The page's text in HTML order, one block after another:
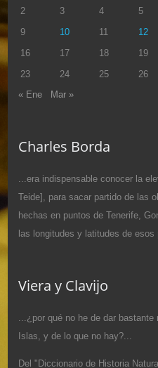
2
3 4 5
9
10 11 12
16
17 18 19
23
24 25 26
« Ene
Mar »
Charles Borda
...era indispensable conocer la
Teide], para sacar partido de las
hechas en puntos de Tenerife,
las longitudes y latitudes de esos
Viera y Clavijo
...¿por qué no he de dar
Islas, y de lo que no hay?...
Del "Diccionario de Historia